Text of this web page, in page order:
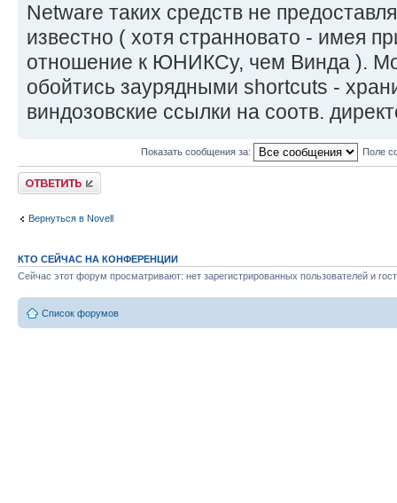
Netware таких средств не
известно ( хотя странновато - имея
отношение к ЮНИКСу, чем Винда ).
обойтись заурядными shortcuts -
виндозовские ссылки на соотв.
Показать сообщения за: Поле
Ответить
Вернуться в Novell
КТО СЕЙЧАС НА КОНФЕРЕНЦИИ
Сейчас этот форум просматривают: нет зарегистрированных пользователей и
Список форумов